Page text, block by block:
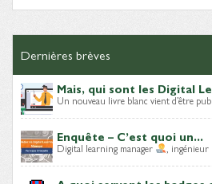
Dernières brèves
Mais, qui sont les Digital
Un nouveau livre blanc vient d’être
Enquête – C’est quoi un...
Digital learning manager , ingénieur